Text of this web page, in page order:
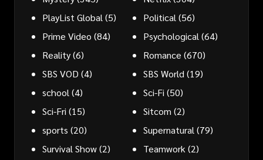
PlayList Global(5) Political(56)
Prime Video (84) Psychological(64)
Reality(6) Romance (670)
SBS VOD (4) SBS World(19)
school(4) Sci-Fi (50)
Sci-Fri (15) Sitcom (2)
sports (20) Supernatural(79)
Survival Show(2) Teamwork(2)